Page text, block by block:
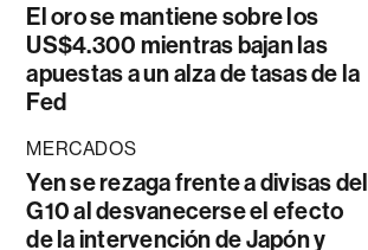
El oro se mantiene sobre los
US$4.300 mientras bajan las
apuestas a un alza de tasas de la
Fed
MERCADOS
Yen se rezaga frente a divisas del
G10 al desvanecerse el efecto
de la intervención de Japón y